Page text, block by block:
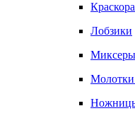
Лобзики
Миксеры